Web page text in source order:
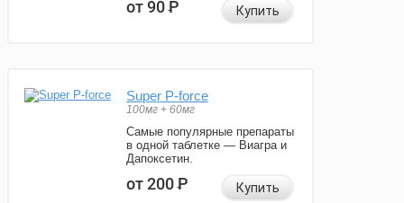
от 90Р Купить
Super P-force
100мг + 60мг
Самые популярные препараты
в одной таблетке — Виагра и
Дапоксетин.
от 200Р Купить